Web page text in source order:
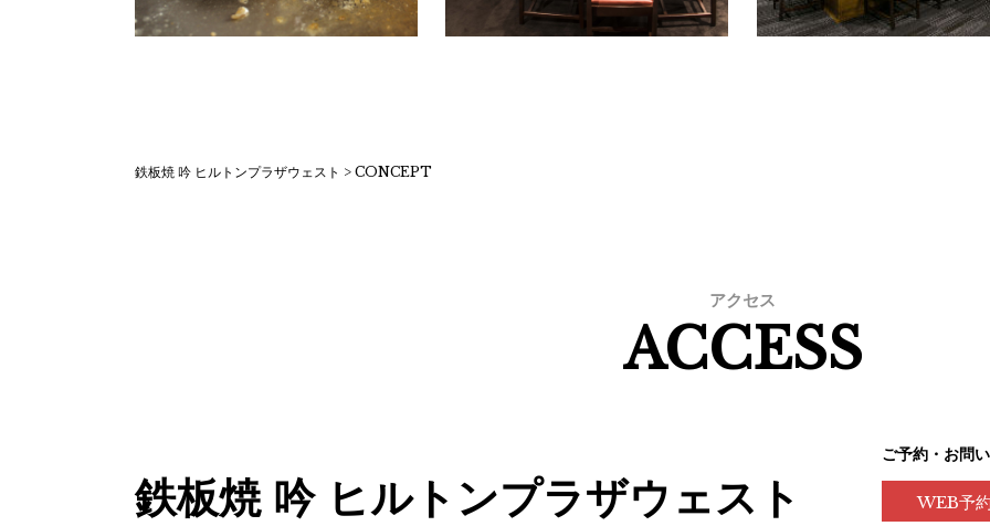
鉄板焼 吟 ヒルトンプラザウェスト > CONCEPT
アクセス
ACCESS
鉄板焼 吟 ヒルトンプラザウェスト
ご予約・お問
WEB予